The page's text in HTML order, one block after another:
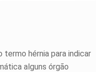
termo hérnia para indicar
alguns órgão